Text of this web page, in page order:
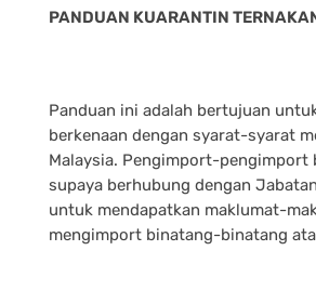
PANDUAN KUARANTIN
Panduan ini adalah bertujuan
berkenaan dengan syarat-syarat
Malaysia. Pengimport-pengimport
supaya berhubung dengan
untuk mendapatkan maklumat-
mengimport binatang-binatang